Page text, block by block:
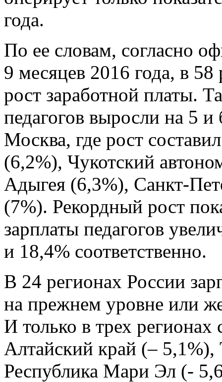
года.
По ее словам, согласно
9 месяцев 2016 года, в
рост заработной платы.
педагогов выросли на 5
Москва, где рост
(6,2%), Чукотский
Адыгея (6,3%), Санкт-
(7%). Рекордный рост
зарплаты педагогов
и 18,4% соответственно.
В 24 регионах России
на прежнем уровне или
И только в трех
Алтайский край (– 5,1%),
Республика Мари Эл (-